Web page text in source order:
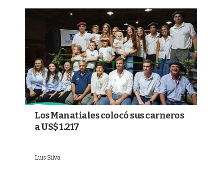
Los Manatiales colocó sus carneros
a US$ 1.217
Luis Silva